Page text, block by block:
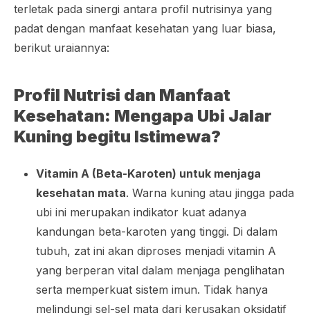
terletak pada sinergi antara profil nutrisinya yang
padat dengan manfaat kesehatan yang luar biasa,
berikut uraiannya:
Profil Nutrisi dan Manfaat
Kesehatan: Mengapa Ubi Jalar
Kuning begitu Istimewa?
Vitamin A (Beta-Karoten) untuk menjaga
kesehatan mata. Warna kuning atau jingga pada
ubi ini merupakan indikator kuat adanya
kandungan beta-karoten yang tinggi. Di dalam
tubuh, zat ini akan diproses menjadi vitamin A
yang berperan vital dalam menjaga penglihatan
serta memperkuat sistem imun. Tidak hanya
melindungi sel-sel mata dari kerusakan oksidatif